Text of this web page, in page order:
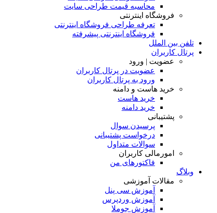
محاسبه قیمت طراحی سایت
فروشگاه اینترنتی
تعرفه طراحی فروشگاه اینترنتی
فروشگاه اینترنتی پیشرفته
تلفن بین الملل
پرتال کاربران
عضویت | ورود
عضویت در پرتال کاربران
ورود به پرتال کاربران
خرید هاست و دامنه
خرید هاست
خرید دامنه
پشتیبانی
پرسیدن سوال
درخواست پشتیبانی
سوالات متداول
امورمالی کاربران
فاکتورهای من
وبلاگ
مقالات آموزشی
آموزش سی پنل
آموزش وردپرس
آموزش جوملا